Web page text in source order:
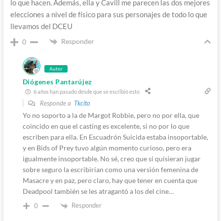
lo que hacen. Además, ella y Cavill me parecen las dos mejores
elecciones a nivel de físico para sus personajes de todo lo que
llevamos del DCEU
0 Responder
Autor
Diógenes Pantarújez
6 años han pasado desde que se escribió esto
Responde a Tkcito
Yo no soporto a la de Margot Robbie, pero no por ella, que
coincido en que el casting es excelente, si no por lo que
escriben para ella. En Escuadrón Suicida estaba insoportable,
y en Bids of Prey tuvo algún momento curioso, pero era
igualmente insoportable. No sé, creo que si quisieran jugar
sobre seguro la escribirían como una versión femenina de
Masacre y en paz, pero claro, hay que tener en cuenta que
Deadpool también se les atragantó a los del cine…
0 Responder